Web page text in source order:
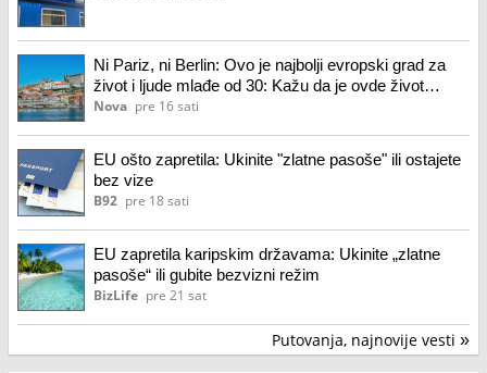
Ni Pariz, ni Berlin: Ovo je najbolji evropski grad za
život i ljude mlađe od 30: Kažu da je ovde život
pristupačan
Nova pre 16 sati
EU ošto zapretila: Ukinite "zlatne pasoše" ili ostajete
bez vize
B92 pre 18 sati
EU zapretila karipskim državama: Ukinite „zlatne
pasoše“ ili gubite bezvizni režim
BizLife pre 21 sat
Putovanja, najnovije vesti »